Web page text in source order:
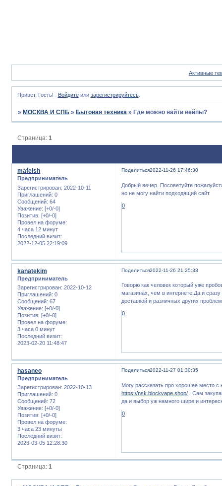
Активные
Привет, Гость! Войдитеили зарегистрируйтесь.
» МОСКВА И СПБ » Бытовая техника » Где можно найти вейпы?
Страница:1
Поделиться2022-11-26 17:46:30
mafelsh
Предприниматель
Зарегистрирован: 2022-10-11
Приглашений: 0
Сообщений: 64
Уважение: [+0/-0]
Позитив: [+0/-0]
Провел на форуме:
4 часа 12 минут
Последний визит:
2022-12-05 22:19:09
Добрый вечер. Посоветуйте
но не могу найти подходящий сайт.
0
Поделиться2022-11-26 21:25:33
kanatekim
Предприниматель
Зарегистрирован: 2022-10-12
Приглашений: 0
Сообщений: 67
Уважение: [+0/-0]
Позитив: [+0/-0]
Провел на форуме:
3 часа 0 минут
Последний визит:
2023-02-20 11:48:47
Говорю как человек который уже
магазинах, чем в интернете.Да и
доставкой и различных других
0
Поделиться2022-11-27 01:30:35
hasaneo
Предприниматель
Зарегистрирован: 2022-10-13
Приглашений: 0
Сообщений: 72
Уважение: [+0/-0]
Позитив: [+0/-0]
Провел на форуме:
3 часа 23 минуты
Последний визит:
2023-03-05 12:28:30
Могу рассказать про хорошее место
https://nsk.blockvape.shop/ . Сам
да и выбор уж намного шире и
0
Страница:1